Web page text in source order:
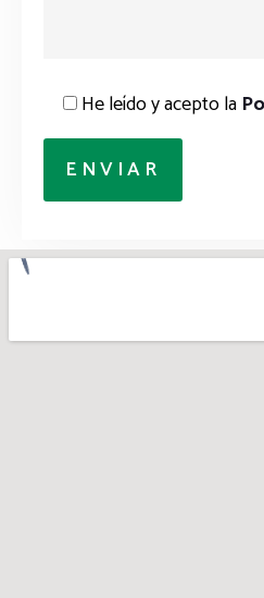
He leído y acepto la